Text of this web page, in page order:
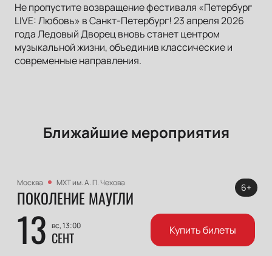
Не пропустите возвращение фестиваля «Петербург
LIVE: Любовь» в Санкт-Петербург! 23 апреля 2026
года Ледовый Дворец вновь станет центром
музыкальной жизни, объединив классические и
современные направления.
Ближайшие мероприятия
Москва МХТ им. А. П. Чехова
ПОКОЛЕНИЕ МАУГЛИ
13 вс, 13:00
СЕНТ
6+
Купить билеты